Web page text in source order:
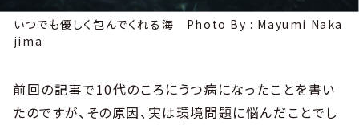
いつでも優しく包んでくれる海 Photo By : Mayumi Naka
jima
前回の記事で10代のころにうつ病になったことを書い
たのですが、その原因、実は環境問題に悩んだことでし